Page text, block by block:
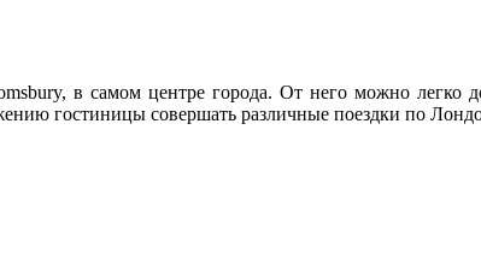
в самом центре города. От него можно легко
гостиницы совершать различные поездки по